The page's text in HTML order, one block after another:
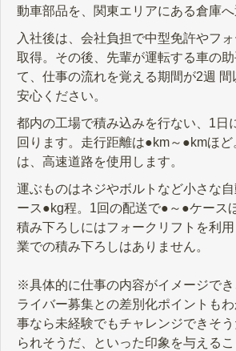
動⾞部品を、関東エリアにある倉庫へ
入社後は、会社負担で中型免許やフ
取得。その後、先輩が運転する⾞の
て、仕事の流れを覚える期間が2週
安心ください。
都内の工場で積み込みを行ない、1日
回ります。走行距離は●km～●kmほ
は、高速道路を使用します。
運ぶものはネジやボルトなど小さな
ース●kg程。1回の配送で●～●ケース
積み下ろしにはフォークリフトを利
業での積み下ろしはありません。
※具体的に仕事の内容がイメージで
ライバー募集との差別化ポイントも
事なら未経験でもチャレンジできそ
られそうだ、といった印象を与える